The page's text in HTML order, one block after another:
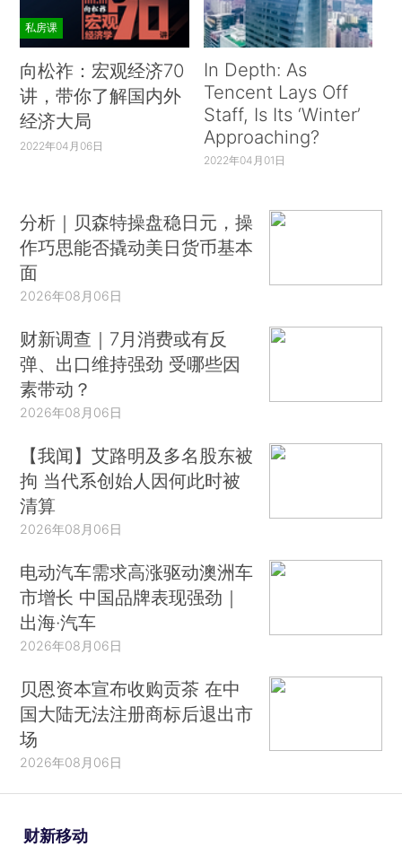
私房课
向松祚：宏观经济70
讲，带你了解国内外
经济大局
2022年04月06日
In Depth: As
Tencent Lays Off
Staff, Is Its ‘Winter’
Approaching?
2022年04月01日
分析｜贝森特操盘稳日元，操
作巧思能否撬动美日货币基本
面
2026年08月06日
财新调查｜7月消费或有反
弹、出口维持强劲 受哪些因
素带动？
2026年08月06日
【我闻】艾路明及多名股东被
拘 当代系创始人因何此时被
清算
2026年08月06日
电动汽车需求高涨驱动澳洲车
市增长 中国品牌表现强劲｜
出海·汽车
2026年08月06日
贝恩资本宣布收购贡茶 在中
国大陆无法注册商标后退出市
场
2026年08月06日
财新移动